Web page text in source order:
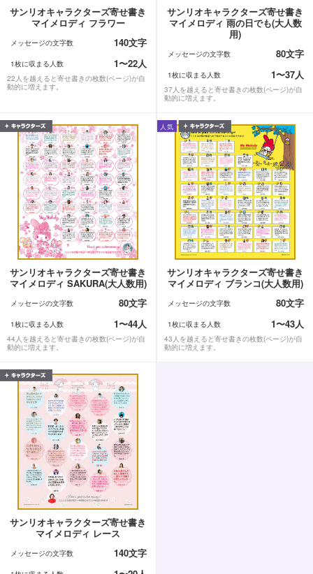
サンリオキャラクターズ寄せ書き
マイメロディ フラワー
メッセージの文字数 140文字
1枚に収まる人数 1〜22人
22人を越えると寄せ書きの枚数(ページ)が自
動的に増えます。
サンリオキャラクターズ寄せ書き
マイメロディ 雨の日でも(大人数
用)
メッセージの文字数 80文字
1枚に収まる人数 1〜37人
37人を越えると寄せ書きの枚数(ページ)が自
動的に増えます。
サンリオキャラクターズ寄せ書き
マイメロディ SAKURA(大人数用)
メッセージの文字数 80文字
1枚に収まる人数 1〜44人
44人を越えると寄せ書きの枚数(ページ)が自
動的に増えます。
人気
サンリオキャラクターズ寄せ書き
マイメロディ ブランコ(大人数用)
メッセージの文字数 80文字
1枚に収まる人数 1〜43人
43人を越えると寄せ書きの枚数(ページ)が自
動的に増えます。
サンリオキャラクターズ寄せ書き
マイメロディ レース
メッセージの文字数 140文字